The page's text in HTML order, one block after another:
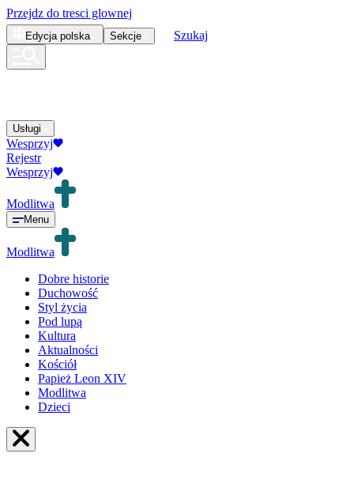
Przejdz do tresci glownej
Edycja polska Sekcje Szukaj
Usługi
Wesprzyj
Rejestr
Wesprzyj
Modlitwa
Menu
Modlitwa
Dobre historie
Duchowość
Styl życia
Pod lupą
Kultura
Aktualności
Kościół
Papież Leon XIV
Modlitwa
Dzieci